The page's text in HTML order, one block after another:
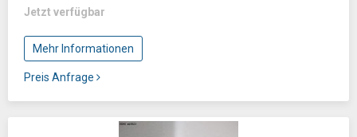
Jetzt verfügbar
Mehr Informationen
Preis Anfrage